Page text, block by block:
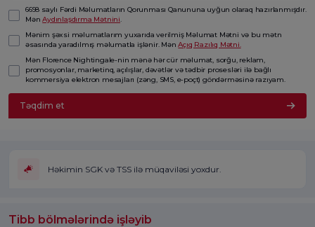
6698 saylı Fərdi Məlumatların Qorunması Qanununa uyğun olaraq hazırlanmışdır.
MənAydınlaşdırma Mətnini.
Mənim şəxsi məlumatlarım yuxarıda verilmiş Məlumat Mətni və bu mətn
əsasında yaradılmış məlumatla işlənir. MənAçıq Razılıq Mətni.
Mən Florence Nightingale-nin mənə hər cür məlumat, sorğu, reklam,
promosyonlar, marketinq, açılışlar, dəvətlər və tədbir prosesləri ilə bağlı
kommersiya elektron mesajları (zəng, SMS, e-poçt) göndərməsinə razıyam.
Təqdim et
Həkimin SGK və TSS ilə müqaviləsi yoxdur.
Tibb bölmələrində işləyib